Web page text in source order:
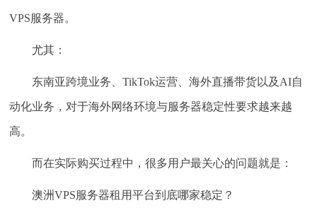
VPS服务器。
尤其：
东南亚跨境业务、TikTok运营、海外直播带货以及AI自
动化业务，对于海外网络环境与服务器稳定性要求越来越
高。
而在实际购买过程中，很多用户最关心的问题就是：
澳洲VPS服务器租用平台到底哪家稳定？